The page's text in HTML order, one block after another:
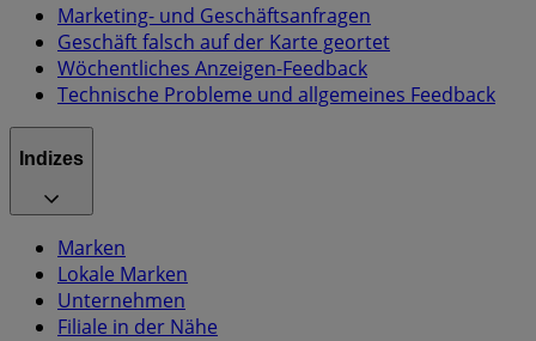
Marketing- und Geschäftsanfragen
Geschäft falsch auf der Karte geortet
Wöchentliches Anzeigen-Feedback
Technische Probleme und allgemeines Feedback
Indizes
Marken
Lokale Marken
Unternehmen
Filiale in der Nähe